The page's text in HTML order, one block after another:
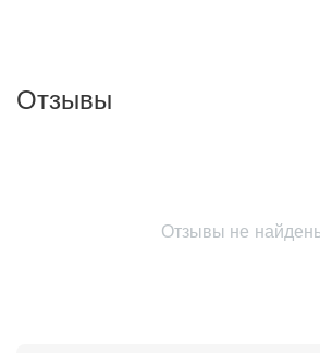
Отзывы
Отзывы не